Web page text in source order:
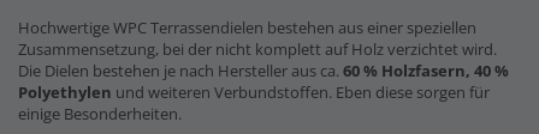
Hochwertige WPC Terrassendielen bestehen aus einer speziellen
Zusammensetzung, bei der nicht komplett auf Holz verzichtet wird.
Die Dielen bestehen je nach Hersteller aus ca. 60 % Holzfasern, 40 %
Polyethylen und weiteren Verbundstoffen. Eben diese sorgen für
einige Besonderheiten.